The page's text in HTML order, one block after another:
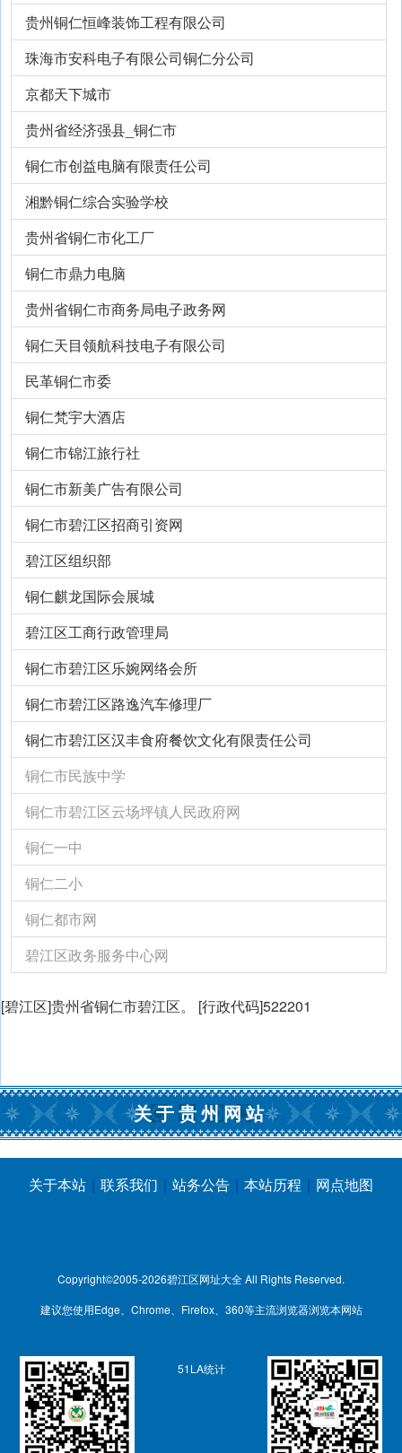
贵州铜仁恒峰装饰工程有限公司
珠海市安科电子有限公司铜仁分公司
京都天下城市
贵州省经济强县_铜仁市
铜仁市创益电脑有限责任公司
湘黔铜仁综合实验学校
贵州省铜仁市化工厂
铜仁市鼎力电脑
贵州省铜仁市商务局电子政务网
铜仁天目领航科技电子有限公司
民革铜仁市委
铜仁梵宇大酒店
铜仁市锦江旅行社
铜仁市新美广告有限公司
铜仁市碧江区招商引资网
碧江区组织部
铜仁麒龙国际会展城
碧江区工商行政管理局
铜仁市碧江区乐婉网络会所
铜仁市碧江区路逸汽车修理厂
铜仁市碧江区汉丰食府餐饮文化有限责任公司
铜仁市民族中学
铜仁市碧江区云场坪镇人民政府网
铜仁一中
铜仁二小
铜仁都市网
碧江区政务服务中心网
[碧江区]贵州省铜仁市碧江区。 [行政代码]522201
关于贵州网站
关于本站 | 联系我们 | 站务公告 | 本站历程 | 网点地图
Copyright©2005-2026碧江区网址大全All Rights Reserved.
建议您使用Edge、Chrome、Firefox、360等主流浏览器浏览本网站
51LA统计